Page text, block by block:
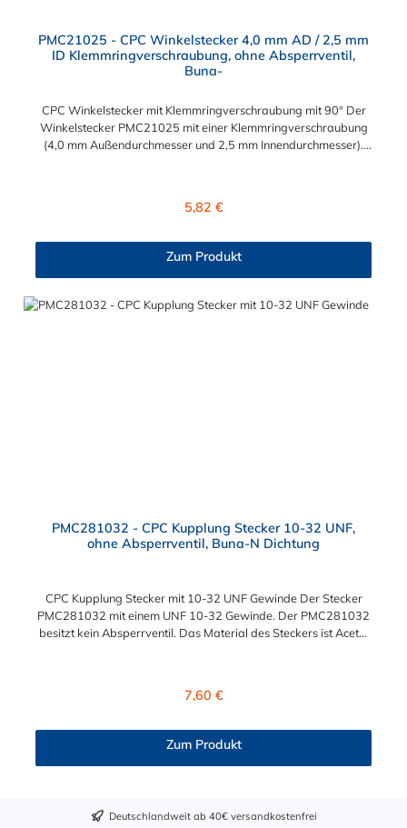
PMC21025 - CPC Winkelstecker 4,0 mm AD / 2,5 mm
ID Klemmringverschraubung, ohne Absperrventil,
Buna-
CPC Winkelstecker mit Klemmringverschraubung mit 90° Der
Winkelstecker PMC21025 mit einer Klemmringverschraubung
(4,0 mm Außendurchmesser und 2,5 mm Innendurchmesser).
von ≈ 7,9 mm. Sie können diesen CPC Winkelstecker mit allen
kombinieren.
Regulärer Preis:
5,82 €
Zum Produkt
PMC281032 - CPC Kupplung Stecker 10-32 UNF,
ohne Absperrventil, Buna-N Dichtung
CPC Kupplung Stecker mit 10-32 UNF Gewinde Der Stecker
PMC281032 mit einem UNF 10-32 Gewinde. Der PMC281032
besitzt kein Absperrventil. Das Material des Steckers ist Acetal
und MC- Serie kombinieren.
Regulärer Preis:
7,60 €
Zum Produkt
Deutschlandweit ab 40€ versandkostenfrei